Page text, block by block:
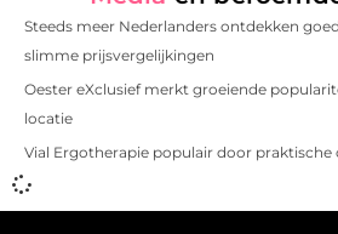
Steeds meer Nederlanders ontdekken
slimme prijsvergelijkingen
Oester eXclusief merkt groeiende
locatie
Vial Ergotherapie populair door